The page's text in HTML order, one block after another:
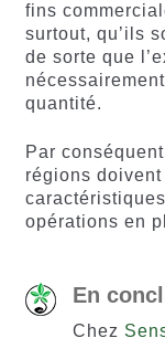
fins
surtout, qu’ils
de sorte que
quantité.
Par
régions doivent
opérations en
En
Chez